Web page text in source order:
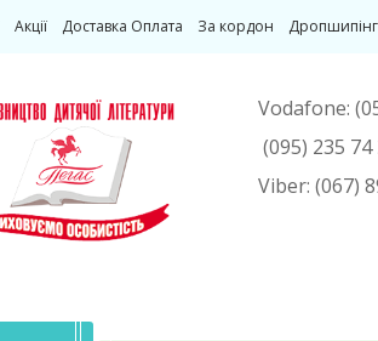
Акції Доставка Оплата За кордон Дропшипінг
Vodafone:
(095) 235 74
Viber: (067)